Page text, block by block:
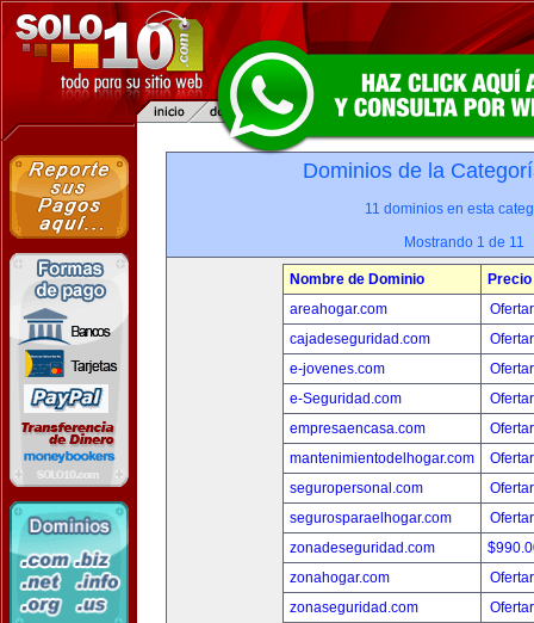
Dominios de la
11 dominios en esta
Mostrando 1 de 11
Nombre de Dominio
Precio
areahogar.com
cajadeseguridad.com
e-jovenes.com
e-Seguridad.com
empresaencasa.com
mantenimientodelhogar.com
seguropersonal.com
segurosparaelhogar.com
zonadeseguridad.com
zonahogar.com
zonaseguridad.com